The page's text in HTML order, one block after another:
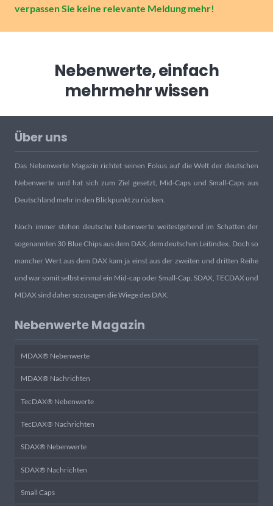
verpassen Sie keine relevante Meldung mehr!
Nebenwerte, einfach
mehrmehr wissen
Über uns
Das Nebenwerte Magazin richtet seinen Fokus auf die Welt der deutschen
Nebenwerte und hat sich zum Ziel gesetzt, Mid-Caps und Small-Caps aus
Deutschland mehr in den Blickpunkt zu rücken.
Noch immer stehen deutsche Nebenwerte weitestgehend im Schatten der
sogenannten 30 Blue Chips aus dem DAX, dem deutschen Leitindex. Doch so
mancher Wert aus dem DAX kam ja einst aus der zweiten und dritten Reihe
und war somit selbst einmal ein Mid-cap oder Small-Cap. SDAX, TECDAX und
MDAX sind daher sozusagen die Wiege des DAX.
Nebenwerte Magazin
MDAX® Nebenwerte
MDAX® Nachrichten
TecDAX® Nebenwerte
TecDAX® Nachrichten
SDAX® Nebenwerte
SDAX® Nachrichten
Small Caps